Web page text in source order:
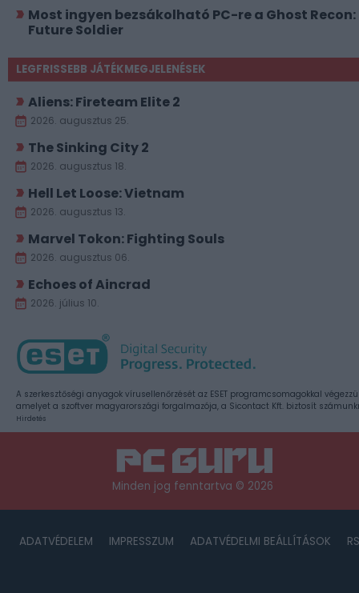
Most ingyen bezsákolható PC-re a Ghost Recon:
Future Soldier
LEGFRISSEBB JÁTÉKMEGJELENÉSEK
Aliens: Fireteam Elite 2
2026. augusztus 25.
The Sinking City 2
2026. augusztus 18.
Hell Let Loose: Vietnam
2026. augusztus 13.
Marvel Tokon: Fighting Souls
2026. augusztus 06.
Echoes of Aincrad
2026. július 10.
A szerkesztőségi anyagok vírusellenőrzését az ESET programcsomagokkal
amelyet a szoftver magyarországi forgalmazója, a Sicontact Kft. biztosít
Hirdetés
Minden jog fenntartva © 2026
ADATVÉDELEM IMPRESSZUM ADATVÉDELMI BEÁLLÍTÁSOK